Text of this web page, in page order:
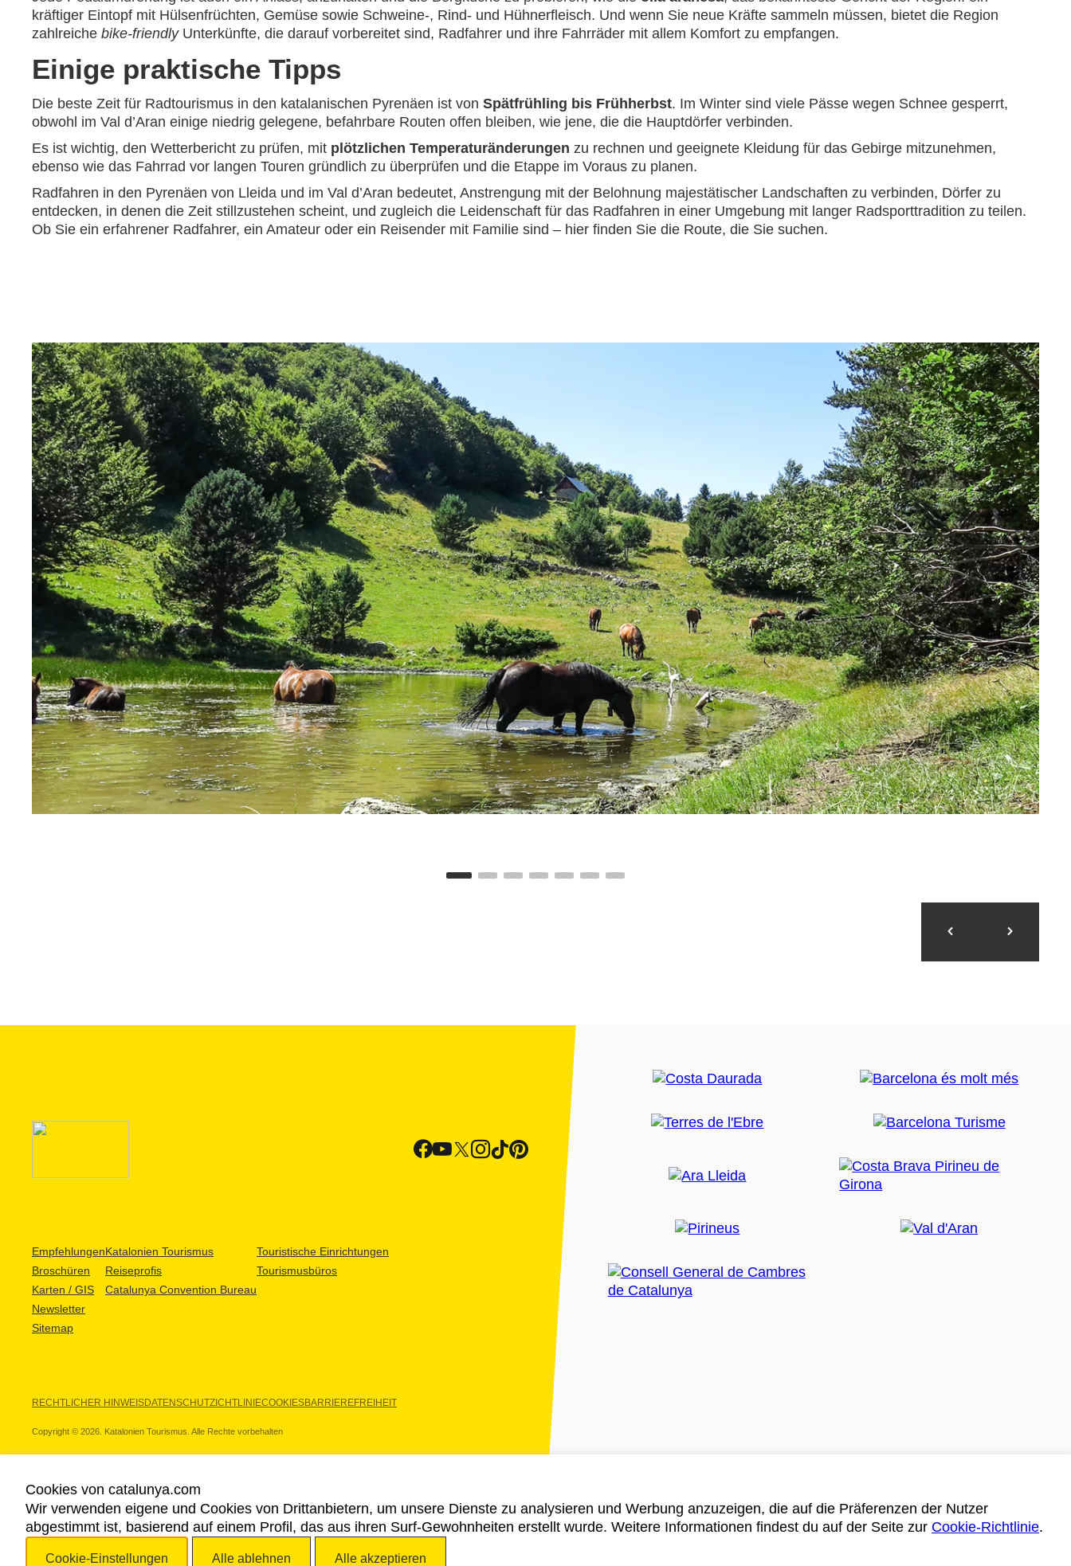
kräftiger Eintopf mit Hülsenfrüchten, Gemüse sowie Schweine-, Rind- und Hühnerfleisch. Und wenn Sie neue Kräfte sammeln müssen, bietet die Region
zahlreiche bike-friendlyUnterkünfte, die darauf vorbereitet sind, Radfahrer und ihre Fahrräder mit allem Komfort zu empfangen.
Einige praktische Tipps
Die beste Zeit für Radtourismus in den katalanischen Pyrenäen ist von Spätfrühling bis Frühherbst. Im Winter sind viele Pässe wegen Schnee gesperrt,
obwohl im Val d’Aran einige niedrig gelegene, befahrbare Routen offen bleiben, wie jene, die die Hauptdörfer verbinden.
Es ist wichtig, den Wetterbericht zu prüfen, mit plötzlichen Temperaturänderungen zu rechnen und geeignete Kleidung für das Gebirge mitzunehmen,
ebenso wie das Fahrrad vor langen Touren gründlich zu überprüfen und die Etappe im Voraus zu planen.
Radfahren in den Pyrenäen von Lleida und im Val d’Aran bedeutet, Anstrengung mit der Belohnung majestätischer Landschaften zu verbinden, Dörfer zu
entdecken, in denen die Zeit stillzustehen scheint, und zugleich die Leidenschaft für das Radfahren in einer Umgebung mit langer Radsporttradition zu teilen.
Ob Sie ein erfahrener Radfahrer, ein Amateur oder ein Reisender mit Familie sind – hier finden Sie die Route, die Sie suchen.
Empfehlungen
Broschüren
Karten / GIS
Newsletter
Sitemap
Katalonien Tourismus
Reiseprofis
Catalunya Convention Bureau
Touristische Einrichtungen
Tourismusbüros
RECHTLICHER HINWEISDATENSCHUTZICHTLINIECOOKIESBARRIEREFREIHEIT
Copyright © 2026. Katalonien Tourismus. Alle Rechte vorbehalten
UNSERE PARTNER
Cookies von catalunya.com
Wir verwenden eigene und Cookies von Drittanbietern, um unsere Dienste zu analysieren und Werbung anzuzeigen, die auf die Präferenzen der Nutzer
abgestimmt ist, basierend auf einem Profil, das aus ihren Surf-Gewohnheiten erstellt wurde. Weitere Informationen findest du auf der Seite zur Cookie-Richtlinie.
Cookie-Einstellungen Alle ablehnen Alle akzeptieren